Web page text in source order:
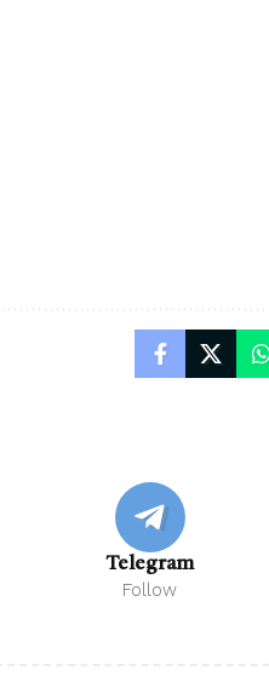
Telegram
Follow